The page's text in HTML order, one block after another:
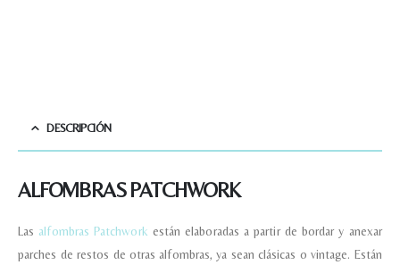
DESCRIPCIÓN
ALFOMBRAS PATCHWORK
Las alfombras Patchwork están elaboradas a partir de bordar y anexar
parches de restos de otras alfombras, ya sean clásicas o vintage. Están